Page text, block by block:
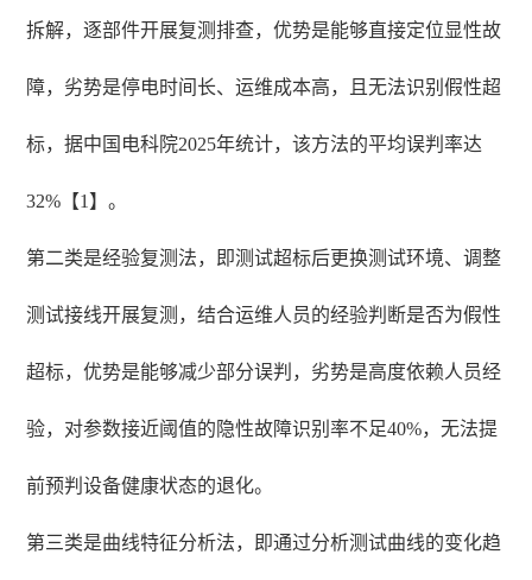
拆解，逐部件开展复测排查，优势是能够直接定位显性故
障，劣势是停电时间长、运维成本高，且无法识别假性超
标，据中国电科院2025年统计，该方法的平均误判率达
32%【1】。
第二类是经验复测法，即测试超标后更换测试环境、调整
测试接线开展复测，结合运维人员的经验判断是否为假性
超标，优势是能够减少部分误判，劣势是高度依赖人员经
验，对参数接近阈值的隐性故障识别率不足40%，无法提
前预判设备健康状态的退化。
第三类是曲线特征分析法，即通过分析测试曲线的变化趋